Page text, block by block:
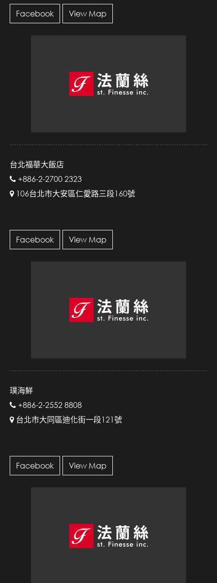
Facebook View Map
台北福華大飯店
+886-2-2700 2323
106台北市大安區仁愛路三段160號
Facebook View Map
璞海鮮
+886-2-2552 8808
台北市大同區迪化街一段121號
Facebook View Map